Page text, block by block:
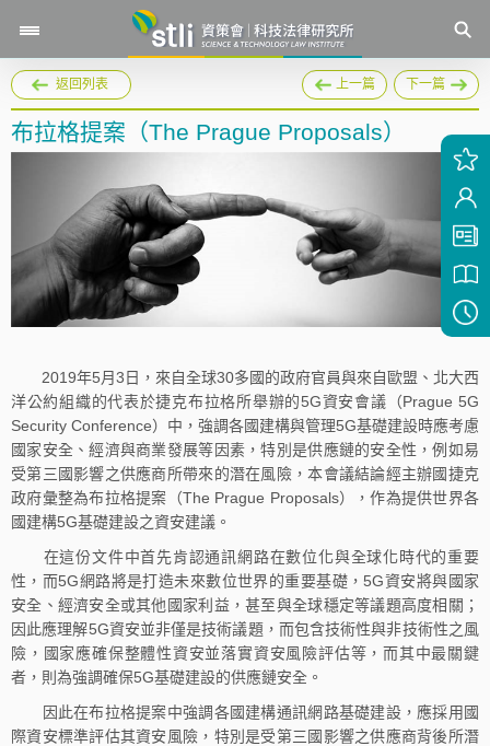
返回列表 上一篇 下一篇
布拉格提案（The Prague Proposals）
2019年5月3日，來自全球30多國的政府官員與來自歐盟、北大西
洋公約組織的代表於捷克布拉格所舉辦的5G資安會議（Prague 5G
Security Conference）中，強調各國建構與管理5G基礎建設時應考慮
國家安全、經濟與商業發展等因素，特別是供應鏈的安全性，例如易
受第三國影響之供應商所帶來的潛在風險，本會議結論經主辦國捷克
政府彙整為布拉格提案（The Prague Proposals），作為提供世界各
國建構5G基礎建設之資安建議。
在這份文件中首先肯認通訊網路在數位化與全球化時代的重要
性，而5G網路將是打造未來數位世界的重要基礎，5G資安將與國家
安全、經濟安全或其他國家利益，甚至與全球穩定等議題高度相關；
因此應理解5G資安並非僅是技術議題，而包含技術性與非技術性之風
險，國家應確保整體性資安並落實資安風險評估等，而其中最關鍵
者，則為強調確保5G基礎建設的供應鏈安全。
因此在布拉格提案中強調各國建構通訊網路基礎建設，應採用國
際資安標準評估其資安風險，特別是受第三國影響之供應商背後所潛